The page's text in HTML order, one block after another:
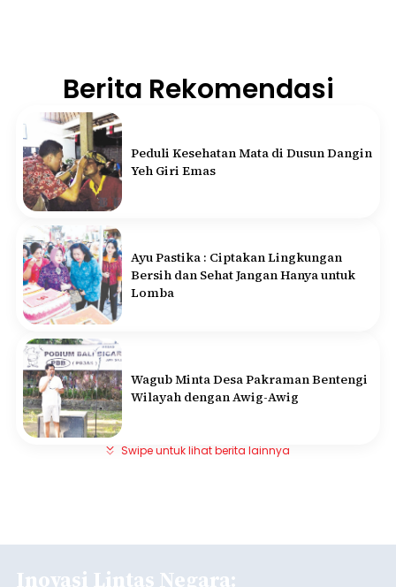
Berita Rekomendasi
Peduli Kesehatan Mata di Dusun Dangin
Yeh Giri Emas
Ayu Pastika : Ciptakan Lingkungan
Bersih dan Sehat Jangan Hanya untuk
Lomba
Wagub Minta Desa Pakraman Bentengi
Wilayah dengan Awig-Awig
Swipe untuk lihat berita lainnya
Inovasi Lintas Negara: